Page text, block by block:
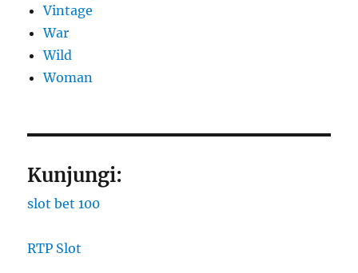
Vintage
War
Wild
Woman
Kunjungi:
slot bet 100
RTP Slot